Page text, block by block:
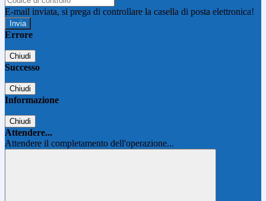
E-mail inviata, si prega di controllare la casella di posta elettronica!
Errore
Chiudi
Successo
Chiudi
Informazione
Chiudi
Attendere...
Attendere il completamento dell'operazione...